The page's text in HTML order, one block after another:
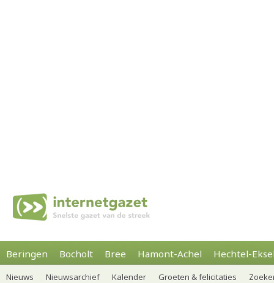
Beringen Bocholt Bree Hamont-Achel Hechtel-
Nieuws Nieuwsarchief Kalender Groeten & felicitaties